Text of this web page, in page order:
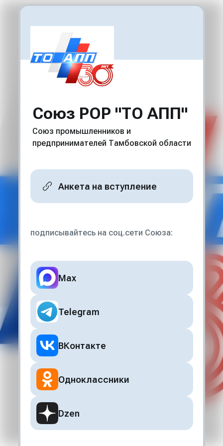
Союз РОР "ТО АПП"
Союз промышленников и
предпринимателей Тамбовской области
Анкета на вступление
подписывайтесь на соц.сети Союза:
Max
Telegram
ВКонтакте
Одноклассники
Dzen